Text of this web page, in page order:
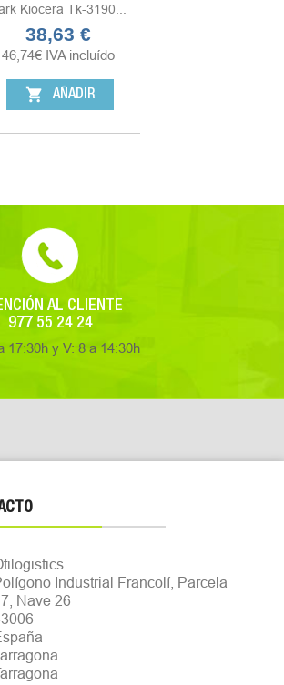
Kiocera Tk-3190...
Precio
38,63 €
46,74€ IVA incluído
shopping_cart AÑADIR
AL CLIENTE
977 55 24 24
17:30h y V: 8 a 14:30h
Industrial Francolí, Parcela
Nave 26